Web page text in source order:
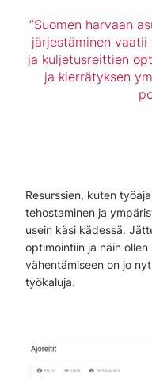
Suomen harvaan
järjestäminen vaatii
ja kuljetusreittien
ja kierrätyksen
Resurssien, kuten
tehostaminen ja
usein käsi kädessä.
optimointiin ja näin
vähentämiseen on jo
työkaluja.